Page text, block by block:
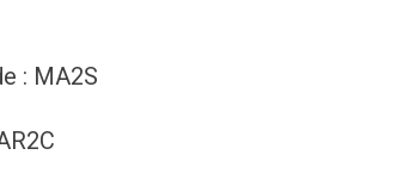
: MA2S